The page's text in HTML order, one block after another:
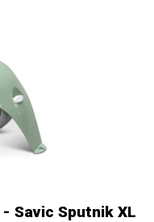
Savic Sputnik XL